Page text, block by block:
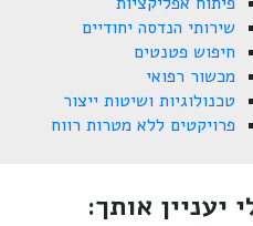
שירותי הנדסה יחודיים
חיפוש פטנטים
מכשור רפואי
טכנולוגיות ושיטות ייצור
פרויקטים ללא מטרות רווח
יעניין אותך: